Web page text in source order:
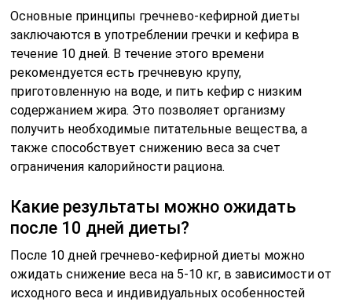
Основные принципы гречнево-кефирной диеты
заключаются в употреблении гречки и кефира в
течение 10 дней. В течение этого времени
рекомендуется есть гречневую крупу,
приготовленную на воде, и пить кефир с низким
содержанием жира. Это позволяет организму
получить необходимые питательные вещества, а
также способствует снижению веса за счет
ограничения калорийности рациона.
Какие результаты можно ожидать
после 10 дней диеты?
После 10 дней гречнево-кефирной диеты можно
ожидать снижение веса на 5-10 кг, в зависимости от
исходного веса и индивидуальных особенностей